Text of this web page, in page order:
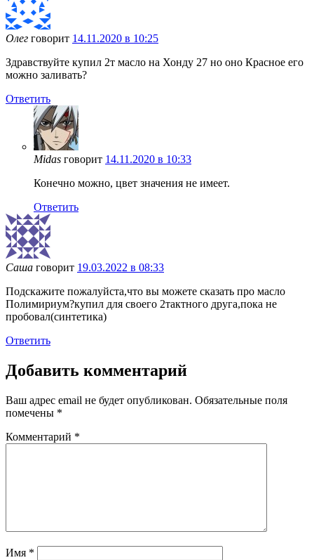
Олег говорит 14.11.2020 в 10:25
Здравствуйте купил 2т масло на Хонду 27 но оно Красное его
можно заливать?
Ответить
Midas говорит 14.11.2020 в 10:33
Конечно можно, цвет значения не имеет.
Ответить
Саша говорит 19.03.2022 в 08:33
Подскажите пожалуйста,что вы можете сказать про масло
Полимириум?купил для своего 2тактного друга,пока не
пробовал(синтетика)
Ответить
Добавить комментарий
Ваш адрес email не будет опубликован. Обязательные поля
помечены *
Комментарий *
Имя *